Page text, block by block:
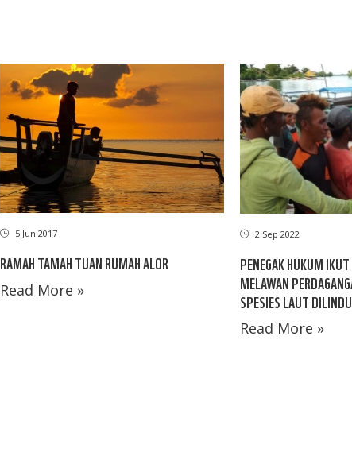
5 Jun 2017
RAMAH TAMAH TUAN RUMAH ALOR
Read More »
2 Sep 2022
PENEGAK HUKUM
MELAWAN
SPESIES LAUT
Read More »